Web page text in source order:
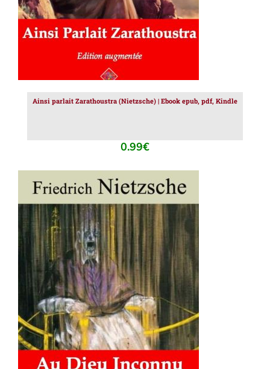
Ainsi parlait Zarathoustra (Nietzsche) | Ebook epub, pdf, Kindle
0.99€
AJOUTER AU PANIER / DÉTAILS